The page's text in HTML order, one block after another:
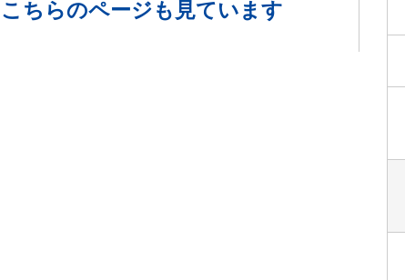
こちらのページも見ています